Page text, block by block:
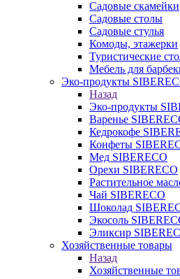
Садовые скамейки
Садовые столы
Садовые стулья
Комоды, этажерки
Туристические
Мебель для
Эко-продукты
Назад
Эко-продукты
Варенье
Кедрокофе
Конфеты
Мед SIBERECO
Орехи SIBERECO
Растительное
Чай SIBERECO
Шоколад
Экосоль
Эликсир
Хозяйственные товары
Назад
Хозяйственные